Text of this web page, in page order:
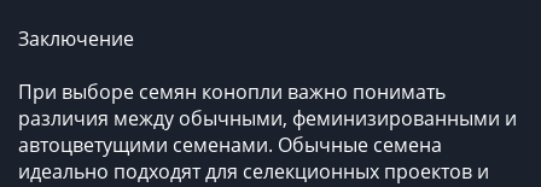
Заключение
При выборе семян конопли важно понимать
различия между обычными, феминизированными и
автоцветущими семенами. Обычные семена
идеально подходят для селекционных проектов и